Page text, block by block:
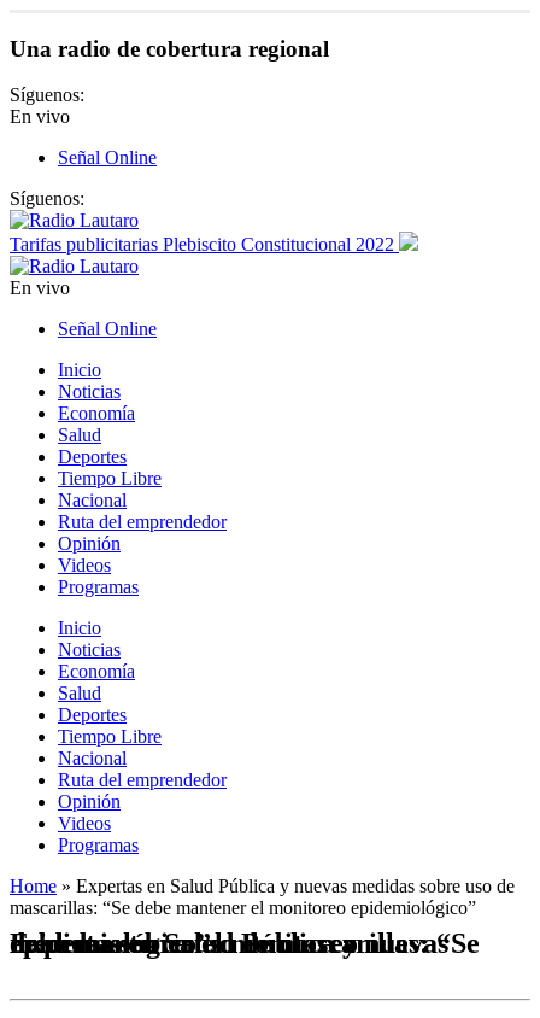
Una radio de cobertura regional
Síguenos:
En vivo
Señal Online
Síguenos:
Tarifas publicitarias Plebiscito Constitucional 2022
En vivo
Señal Online
Inicio
Noticias
Economía
Salud
Deportes
Tiempo Libre
Nacional
Ruta del emprendedor
Opinión
Videos
Programas
Inicio
Noticias
Economía
Salud
Deportes
Tiempo Libre
Nacional
Ruta del emprendedor
Opinión
Videos
Programas
Home » Expertas en Salud Pública y nuevas medidas sobre uso de
mascarillas: “Se debe mantener el monitoreo epidemiológico”
Expertas en Salud Pública y nuevas medidas sobre uso de mascarillas: “Se debe mantener el monitoreo epidemiológico”